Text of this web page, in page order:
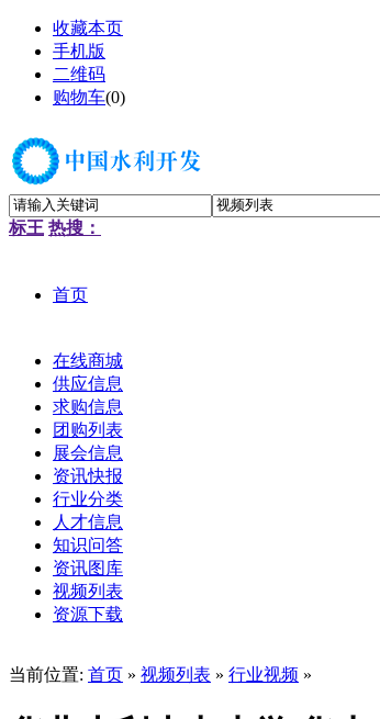
收藏本页
手机版
二维码
购物车(0)
标王 热搜：
首页
在线商城
供应信息
求购信息
团购列表
展会信息
资讯快报
行业分类
人才信息
知识问答
资讯图库
视频列表
资源下载
当前位置: 首页 » 视频列表 » 行业视频 »